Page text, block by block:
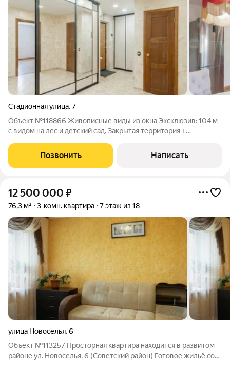
Стадионная улица,7
Объект №118866 Живописные виды из окна Эксклюзив: 104 м
с видом на лес и детский сад. Закрытая территория +
площадь: 104 кв.м Дом: кирпично-монолитный, 2010 г.п. Дом и
территория Закрытая
Позвонить Написать
12 500 000 ₽
76,3 м² 3-комн. квартира 7 этаж из 18
улица Новоселья,6
Объект №113257 Просторная квартира находится в развитом
районе ул. Новоселья, 6 (Советский район) Готовое жильё со